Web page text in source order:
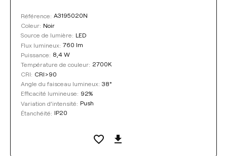
Référence: A3195020N
Coleur: Noir
Source de lumière: LED
Flux lumineux: 760 lm
Puissance: 8,4 W
Température de couleur: 2700K
CRI: CRI>90
Angle du faisceau lumineux: 38°
Efficacité lumineuse: 92%
Variation d’intensité: Push
Étanchéité: IP20